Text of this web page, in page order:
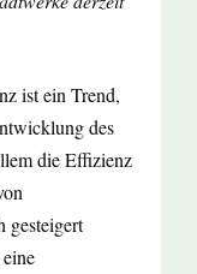
ist ein Trend,
des
die Effizienz
gesteigert